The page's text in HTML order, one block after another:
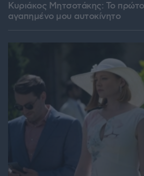
Κυριάκος Μητσοτάκης: Το
αγαπημένο μου αυτοκίνητο